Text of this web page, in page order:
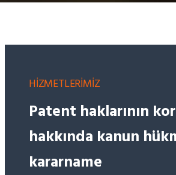
HİZMETLERİMİZ
Patent haklarının
hakkında kanun
kararname